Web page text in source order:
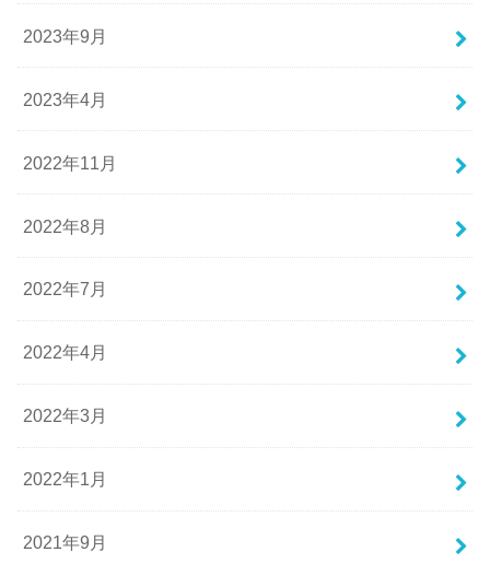
2023年9月
2023年4月
2022年11月
2022年8月
2022年7月
2022年4月
2022年3月
2022年1月
2021年9月